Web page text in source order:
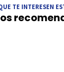
TE INTERESEN